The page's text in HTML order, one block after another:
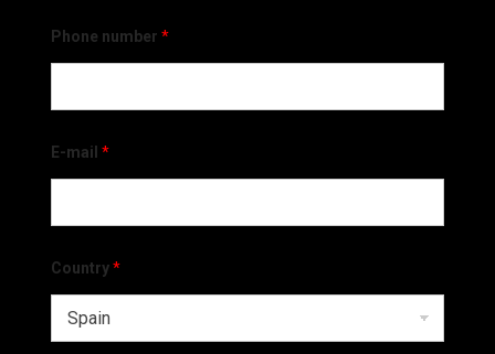
Phone number *
E-mail *
Country*